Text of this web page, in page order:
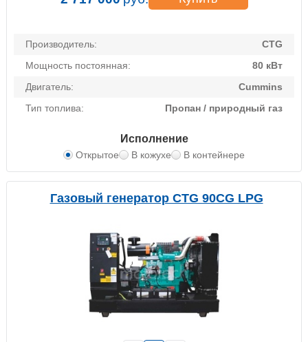
Производитель:
CTG
Мощность постоянная:
80 кВт
Двигатель:
Cummins
Тип топлива:
Пропан / природный газ
Исполнение
Открытое В кожухе В контейнере
Газовый генератор CTG 90CG LPG